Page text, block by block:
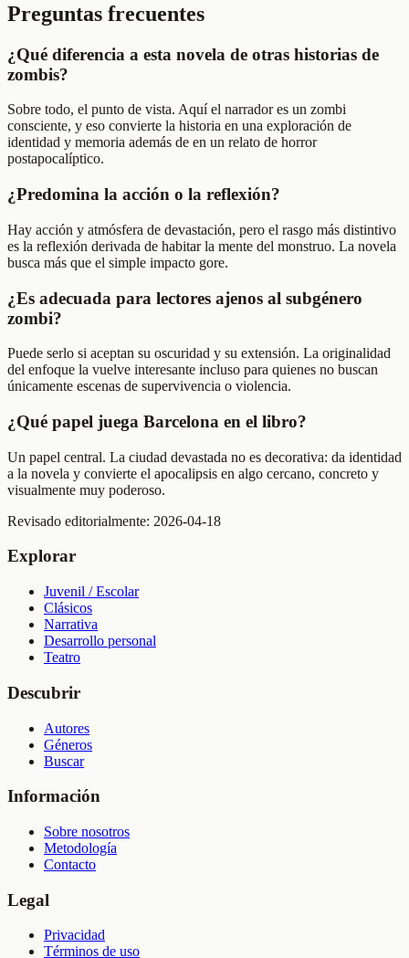
Preguntas frecuentes
¿Qué diferencia a esta novela de otras historias de
zombis?
Sobre todo, el punto de vista. Aquí el narrador es un zombi
consciente, y eso convierte la historia en una exploración de
identidad y memoria además de en un relato de horror
postapocalíptico.
¿Predomina la acción o la reflexión?
Hay acción y atmósfera de devastación, pero el rasgo más distintivo
es la reflexión derivada de habitar la mente del monstruo. La novela
busca más que el simple impacto gore.
¿Es adecuada para lectores ajenos al subgénero
zombi?
Puede serlo si aceptan su oscuridad y su extensión. La originalidad
del enfoque la vuelve interesante incluso para quienes no buscan
únicamente escenas de supervivencia o violencia.
¿Qué papel juega Barcelona en el libro?
Un papel central. La ciudad devastada no es decorativa: da identidad
a la novela y convierte el apocalipsis en algo cercano, concreto y
visualmente muy poderoso.
Revisado editorialmente: 2026-04-18
Explorar
Juvenil / Escolar
Clásicos
Narrativa
Desarrollo personal
Teatro
Descubrir
Autores
Géneros
Buscar
Información
Sobre nosotros
Metodología
Contacto
Legal
Privacidad
Términos de uso